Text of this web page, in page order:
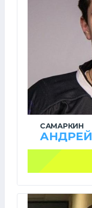
САМАРКИН
АНДРЕЙ